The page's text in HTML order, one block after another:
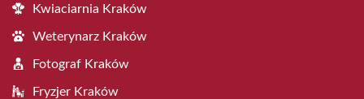
Kwiaciarnia Kraków
Weterynarz Kraków
Fotograf Kraków
Fryzjer Kraków